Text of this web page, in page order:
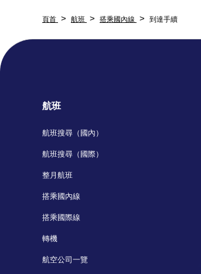
頁首 航班 搭乘國內線 到達手續
航班
航班搜尋（國內）
航班搜尋（國際）
整月航班
搭乘國內線
搭乘國際線
轉機
航空公司一覽